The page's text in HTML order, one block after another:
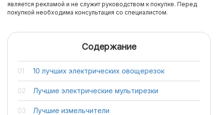
является рекламой и не служит руководством к покупке. Перед
покупкой необходима консультация со специалистом.
Содержание
10 лучших электрических овощерезок
Лучшие электрические мультирезки
Лучшие измельчители